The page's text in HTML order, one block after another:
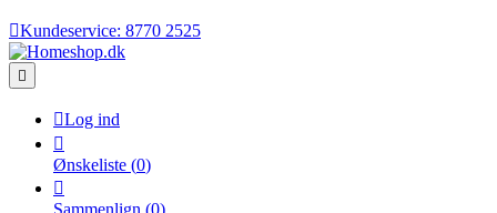
Kundeservice: 8770 2525

Log ind

Ønskeliste (0)

Sammenlign (0)